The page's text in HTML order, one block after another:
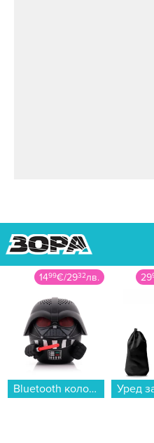
1499€/2932лв.
Bluetooth колонка Bitty Boomers Darth Vader - BITTYRVADER...
29